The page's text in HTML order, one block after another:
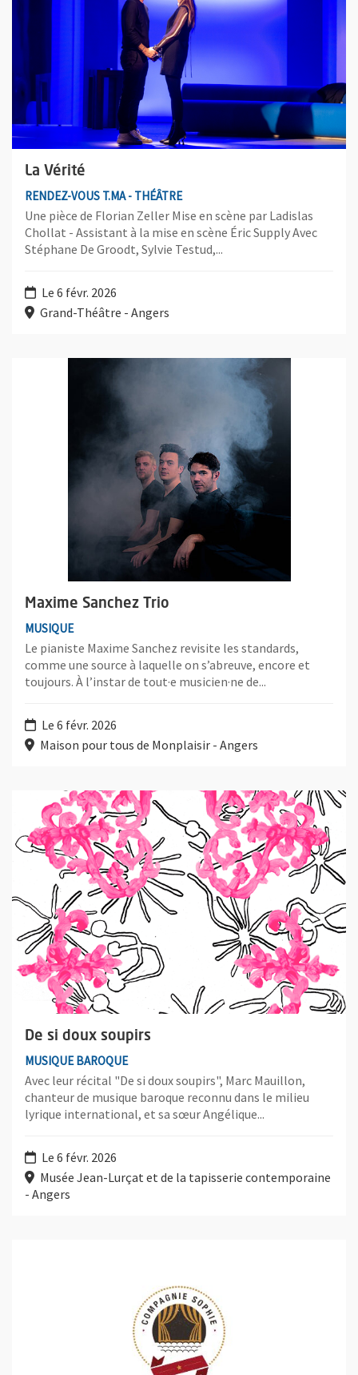
La Vérité
RENDEZ-VOUS T.MA - THÉÂTRE
Une pièce de Florian Zeller Mise en scène par Ladislas
Chollat - Assistant à la mise en scène Éric Supply Avec
Stéphane De Groodt, Sylvie Testud,...
Le 6 févr. 2026
Grand-Théâtre - Angers
Maxime Sanchez Trio
MUSIQUE
Le pianiste Maxime Sanchez revisite les standards,
comme une source à laquelle on s’abreuve, encore et
toujours. À l’instar de tout·e musicien·ne de...
Le 6 févr. 2026
Maison pour tous de Monplaisir - Angers
Plus d'information sur l'évènement : Maxime Sanchez Trio
De si doux soupirs
MUSIQUE BAROQUE
Avec leur récital "De si doux soupirs", Marc Mauillon,
chanteur de musique baroque reconnu dans le milieu
lyrique international, et sa sœur Angélique...
Le 6 févr. 2026
Musée Jean-Lurçat et de la tapisserie contemporaine
- Angers
Plus d'information sur l'évènement : De si doux soupirs